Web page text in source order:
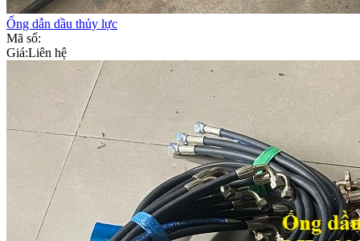
Ống dẫn dầu thủy lực
Mã số:
Giá:Liên hệ